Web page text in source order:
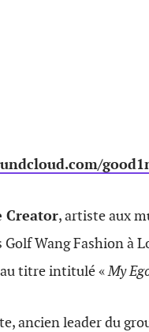
Creator, artiste aux
Wang Fashion à
titre intitulé «My
ancien leader du